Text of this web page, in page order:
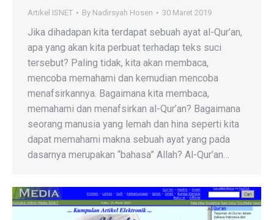
Artikel ISNET By Nadirsyah Hosen 30 Maret 2019
Jika dihadapan kita terdapat sebuah ayat al-Qur’an,
apa yang akan kita perbuat terhadap teks suci
tersebut? Paling tidak, kita akan membaca,
mencoba memahami dan kemudian mencoba
menafsirkannya. Bagaimana kita membaca,
memahami dan menafsirkan al-Qur’an? Bagaimana
seorang manusia yang lemah dan hina seperti kita
dapat memahami makna sebuah ayat yang pada
dasarnya merupakan “bahasa” Allah? Al-Qur’an…